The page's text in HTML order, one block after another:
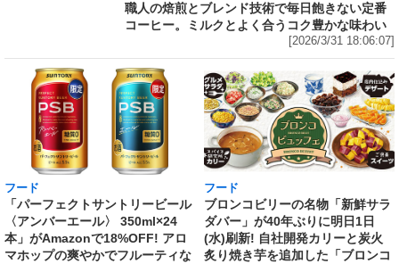
職人の焙煎とブレンド技術で毎日飽きない定番
コーヒー。ミルクとよく合うコク豊かな味わい
[2026/3/31 18:06:07]
フード
「パーフェクトサントリービール
〈アンバーエール〉 350ml×24
本」がAmazonで18%OFF! アロ
マホップの爽やかでフルーティな
フード
ブロンコビリーの名物「新鮮サラ
ダバー」が40年ぶりに明日1日
(水)刷新! 自社開発カリーと炭火
炙り焼き芋を追加した「ブロンコ